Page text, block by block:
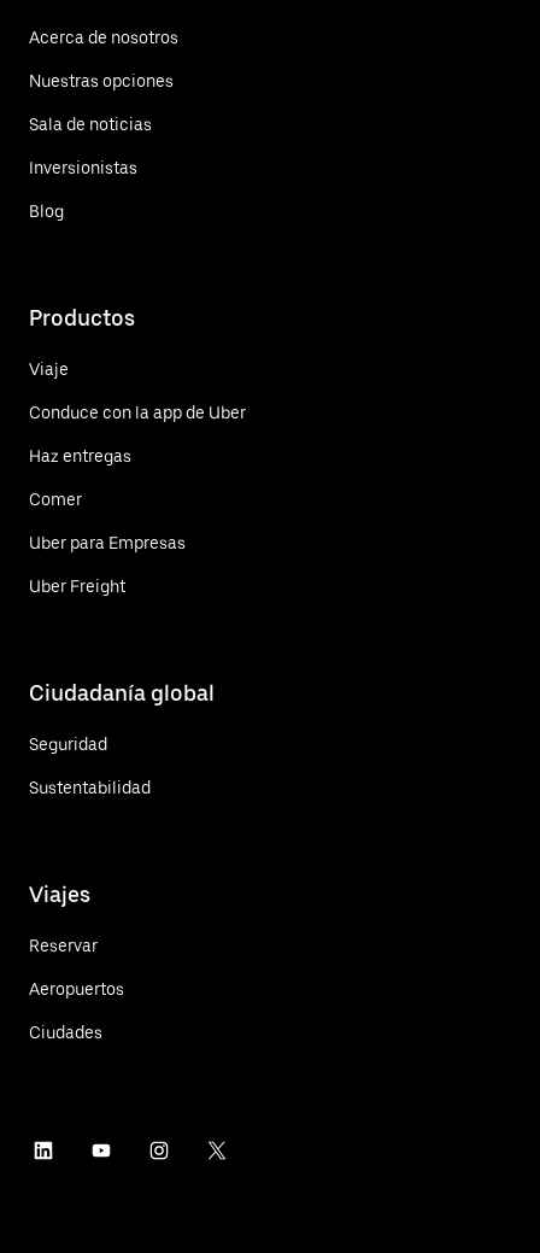
Acerca de nosotros
Nuestras opciones
Sala de noticias
Inversionistas
Blog
Productos
Viaje
Conduce con la app de Uber
Haz entregas
Comer
Uber para Empresas
Uber Freight
Ciudadanía global
Seguridad
Sustentabilidad
Viajes
Reservar
Aeropuertos
Ciudades